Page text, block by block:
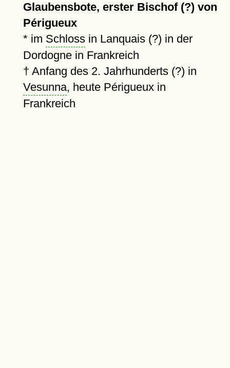
Glaubensbote, erster Bischof (?) von
Périgueux
* im Schlossin Lanquais (?) in der
Dordogne in Frankreich
† Anfang des 2. Jahrhunderts (?) in
Vesunna, heute Périgueux in
Frankreich